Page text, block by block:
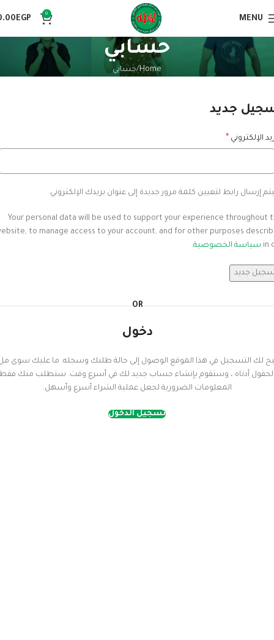
MENU
0
EGP
حسابي
Home حسابي
جديد
الإلكتروني *
إرسال رابط لتعيين كلمة مرور جديدة إلى عنوان بريدك الإلكتروني.
Your personal data will be used to support your experience throughout
to manage access to your account, and for other purposes
in سياسة الخصوصية.
جديد
OR
دخول
لك التسجيل في هذا الموقع الوصول إلى حالة طلبك وسجله. ما عليك سوى
أدناه ، وسنقوم بإنشاء حساب جديد لك في أسرع وقت. سنطلب منك
المعلومات الضرورية لجعل عملية الشراء أسرع وأسهل.
تسجيل الدخول